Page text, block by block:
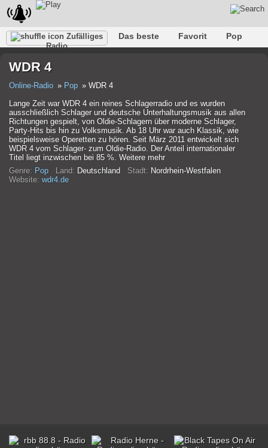
Zufälliges
Radio
Das beste Favorit
Pop
Rap
Trans
WDR 4
Online-Radio Pop
WDR 4
Lange Zeit war WDR 4 ein reines Schlagerradio und es wurden
ausschließlich Schlager und deutsche Unterhaltungsmusik aus allen
Richtungen gespielt, von Oldie-Schlagern über moderne Schlager,
Party-Hits bis hin zu Volksmusik. Ab 18 Uhr war auch Klassik, wie
beispielsweise Operetten zu hören. Seit März 2011 entwickelt sich
WDR 4 vom Schlager- zum Oldie-Radio. Der Anteil internationaler
Titel liegt inzwischen bei 85 %. Weitere mehr
Genre: Pop Land: Deutschland Stadt: Nordrhein-Westfalen
Website: wdr4.de